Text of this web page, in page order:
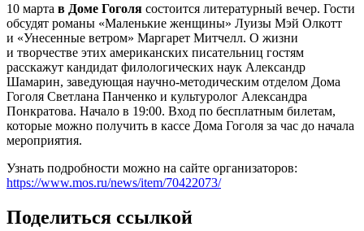
10 марта в Доме Гоголя состоится литературный вечер. Гости
обсудят романы «Маленькие женщины» Луизы Мэй Олкотт
и «Унесенные ветром» Маргарет Митчелл. О жизни
и творчестве этих американских писательниц гостям
расскажут кандидат филологических наук Александр
Шамарин, заведующая научно-методическим отделом Дома
Гоголя Светлана Панченко и культуролог Александра
Понкратова. Начало в 19:00. Вход по бесплатным билетам,
которые можно получить в кассе Дома Гоголя за час до начала
мероприятия.
Узнать подробности можно на сайте организаторов:
https://www.mos.ru/news/item/70422073/
Поделиться ссылкой